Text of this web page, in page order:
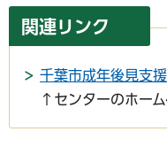
関連リンク
千葉市成年後見支
↑センターのホーム